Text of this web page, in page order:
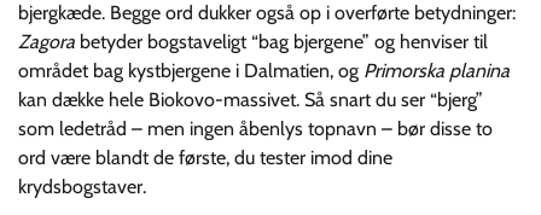
bjergkæde. Begge ord dukker også op i overførte betydninger:
Zagora betyder bogstaveligt “bag bjergene” og henviser til
området bag kystbjergene i Dalmatien, og Primorska planina
kan dække hele Biokovo-massivet. Så snart du ser “bjerg”
som ledetråd – men ingen åbenlys topnavn – bør disse to
ord være blandt de første, du tester imod dine
krydsbogstaver.